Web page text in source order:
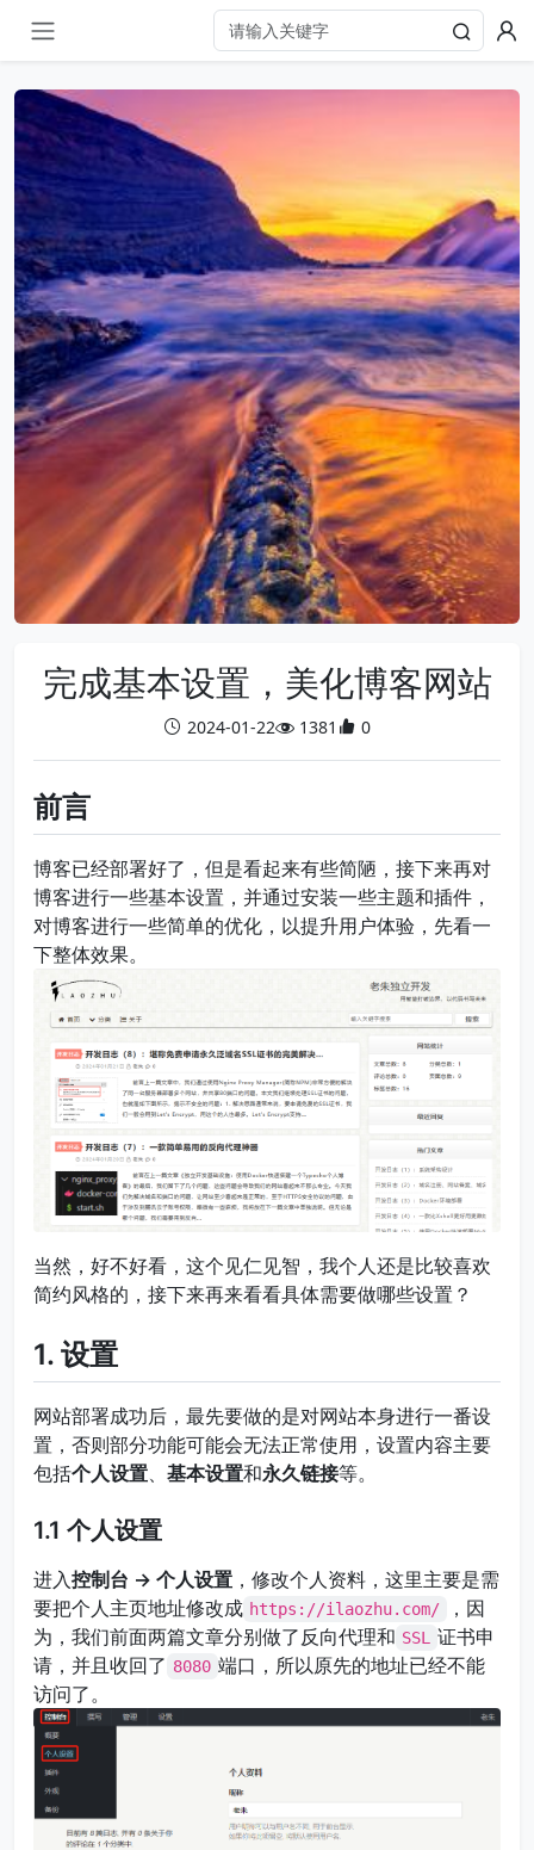
完成基本设置，美化博客网站
2024-01-22 1381 0
前言
博客已经部署好了，但是看起来有些简陋，接下来再对
博客进行一些基本设置，并通过安装一些主题和插件，
对博客进行一些简单的优化，以提升用户体验，先看一
下整体效果。
当然，好不好看，这个见仁见智，我个人还是比较喜欢
简约风格的，接下来再来看看具体需要做哪些设置​？
1. 设置
网站部署成功后，最先要做的是对网站本身进行一番设
置，否则部分功能可能会无法正常使用，设置内容主要
包括个人设置、 基本设置和永久链接等。
1.1 个人设置
进入控制台 -> 个人设置 ，修改个人资料，这里主要是需
要把个人主页地址修改成 https://ilaozhu.com/
，因
为，我们前面两篇文章分别做了反向代理和 SSL
证书申
请，并且收回了 8080 端口，所以原先的地址已经不能
访问了。